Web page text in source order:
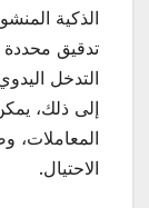
تدقيق محددة
التدخل
المعاملات،
الاحتيال.